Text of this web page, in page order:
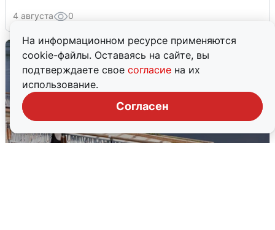
На информационном ресурсе применяются
cookie-файлы. Оставаясь на сайте, вы
подтверждаете свое согласие на их
использование.
Согласен
4 августа 0